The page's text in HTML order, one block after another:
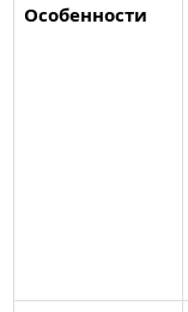
Особенности